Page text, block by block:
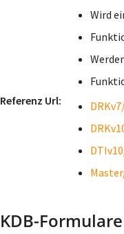
Wird
Referenz Url
KDB-Formulare